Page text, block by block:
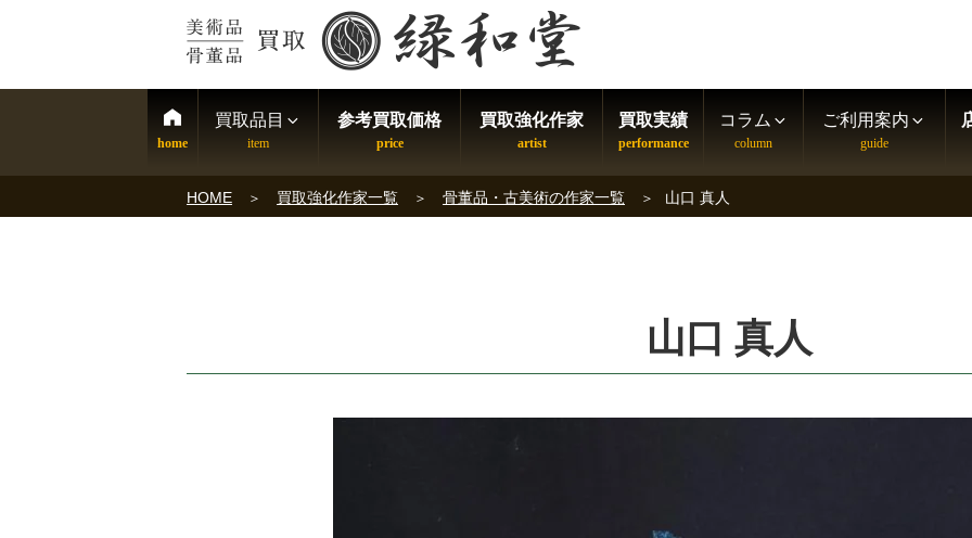
買取品目 参考買取価格 買取強化作家 買取実績 コラム ご利用案内
HOME 買取強化作家一覧 骨董品・古美術の作家一覧 山口 真人
山口 真人